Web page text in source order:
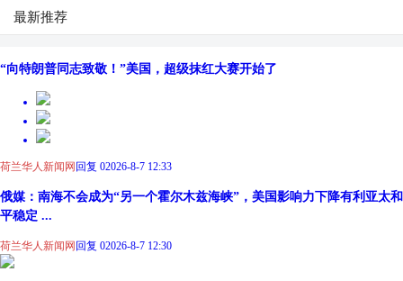
最新推荐
“向特朗普同志致敬！”美国，超级抹红大赛开始了
荷兰华人新闻网回复 02026-8-7 12:33
俄媒：南海不会成为“另一个霍尔木兹海峡”，美国影响力下降有利亚太和
平稳定 ...
荷兰华人新闻网回复 02026-8-7 12:30